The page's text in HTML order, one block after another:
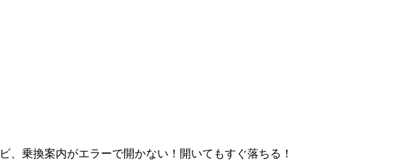
、乗換案内がエラーで開かない！開いてもすぐ落ちる！